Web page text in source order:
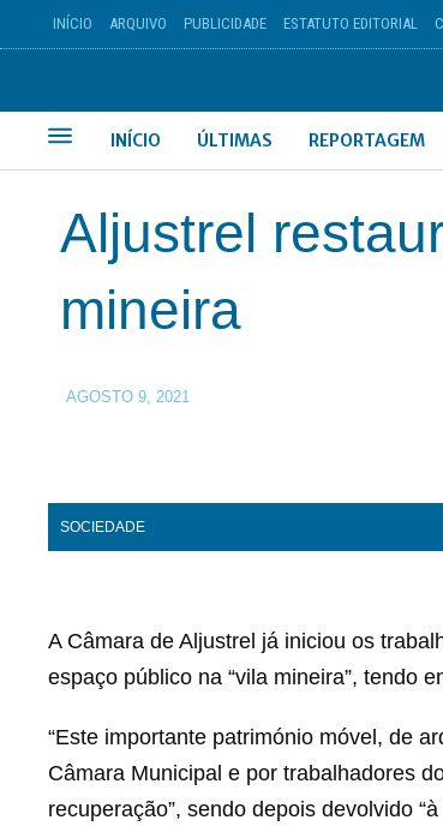
INÍCIO ARQUIVO PUBLICIDADE ESTATUTO EDITORIAL
INÍCIO ÚLTIMAS REPORTAGEM
Aljustrel
mineira
AGOSTO 9, 2021
SOCIEDADE
A Câmara de Aljustrel já iniciou os
espaço público na “vila mineira”, tendo
“Este importante património móvel, de
Câmara Municipal e por trabalhadores
recuperação”, sendo depois devolvido